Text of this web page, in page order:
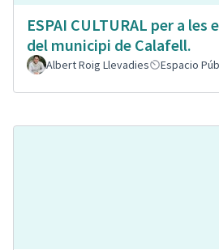
ESPAI CULTURAL per a les
del municipi de Calafell.
Albert Roig Llevadies Espacio